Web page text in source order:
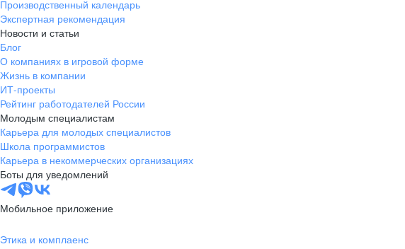
Производственный календарь
Экспертная рекомендация
Новости и статьи
Блог
О компаниях в игровой форме
Жизнь в компании
ИТ-проекты
Рейтинг работодателей России
Молодым специалистам
Карьера для молодых специалистов
Школа программистов
Карьера в некоммерческих организациях
Боты для уведомлений
Мобильное приложение
Этика и комплаенс